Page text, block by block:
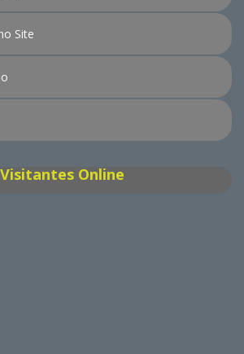
Site
Visitantes Online